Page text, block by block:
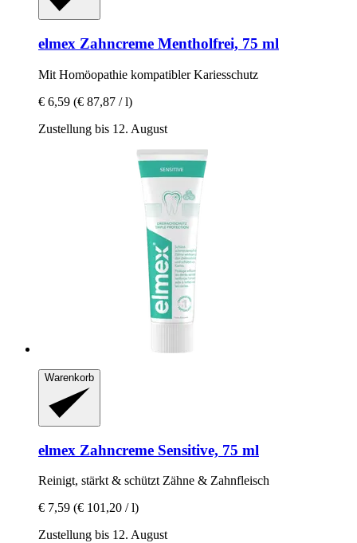
elmex Zahncreme Mentholfrei, 75 ml
Mit Homöopathie kompatibler Kariesschutz
€ 6,59 (€ 87,87 / l)
Zustellung bis 12. August
Warenkorb
elmex Zahncreme Sensitive, 75 ml
Reinigt, stärkt & schützt Zähne & Zahnfleisch
€ 7,59 (€ 101,20 / l)
Zustellung bis 12. August